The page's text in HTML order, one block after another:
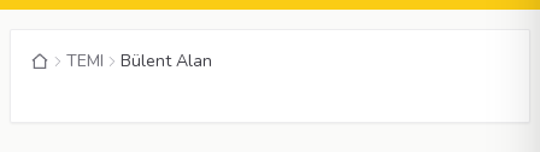
TEMI Bülent Alan